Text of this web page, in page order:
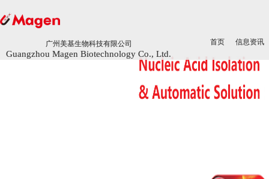
广州美基生物科技有限公司
Guangzhou Magen Biotechnology Co., Ltd.
首页 信息资讯
广州美基生物科技有限公司
Guangzhou Magen Biotechnology Co., Ltd.
首页 信息资讯